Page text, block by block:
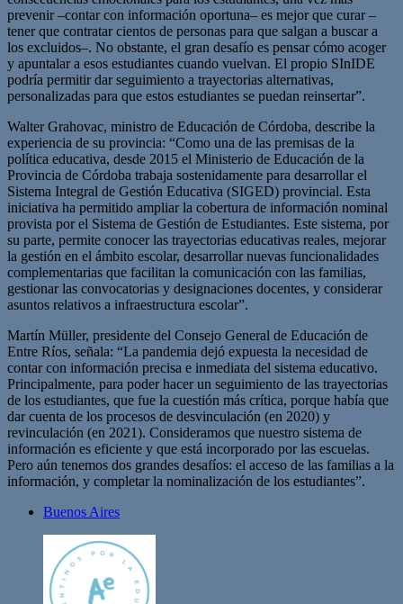
prevenir –contar con información oportuna– es mejor que curar –
tener que contratar cientos de personas para que salgan a buscar a
los excluidos–. No obstante, el gran desafío es pensar cómo acoger
y apuntalar a esos estudiantes cuando vuelvan. El propio SInIDE
podría permitir dar seguimiento a trayectorias alternativas,
personalizadas para que estos estudiantes se puedan reinsertar”.
Walter Grahovac, ministro de Educación de Córdoba, describe la
experiencia de su provincia: “Como una de las premisas de la
política educativa, desde 2015 el Ministerio de Educación de la
Provincia de Córdoba trabaja sostenidamente para desarrollar el
Sistema Integral de Gestión Educativa (SIGED) provincial. Esta
iniciativa ha permitido ampliar la cobertura de información nominal
provista por el Sistema de Gestión de Estudiantes. Este sistema, por
su parte, permite conocer las trayectorias educativas reales, mejorar
la gestión en el ámbito escolar, desarrollar nuevas funcionalidades
complementarias que facilitan la comunicación con las familias,
gestionar las convocatorias y designaciones docentes, y considerar
asuntos relativos a infraestructura escolar”.
Martín Müller, presidente del Consejo General de Educación de
Entre Ríos, señala: “La pandemia dejó expuesta la necesidad de
contar con información precisa e inmediata del sistema educativo.
Principalmente, para poder hacer un seguimiento de las trayectorias
de los estudiantes, que fue la cuestión más crítica, porque había que
dar cuenta de los procesos de desvinculación (en 2020) y
revinculación (en 2021). Consideramos que nuestro sistema de
información es eficiente y que está incorporado por las escuelas.
Pero aún tenemos dos grandes desafíos: el acceso de las familias a la
información, y completar la nominalización de los estudiantes”.
Buenos Aires